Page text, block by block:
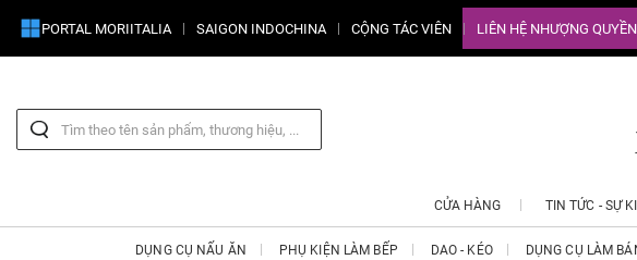
PORTAL MORIITALIA SAIGON INDOCHINA CỘNG TÁC VIÊN LIÊN HỆ NHƯỢNG QUYỀN
CỬA HÀNG TIN TỨC - SỰ
DỤNG CỤ NẤU ĂN PHỤ KIỆN LÀM BẾP DAO - KÉO DỤNG CỤ LÀM